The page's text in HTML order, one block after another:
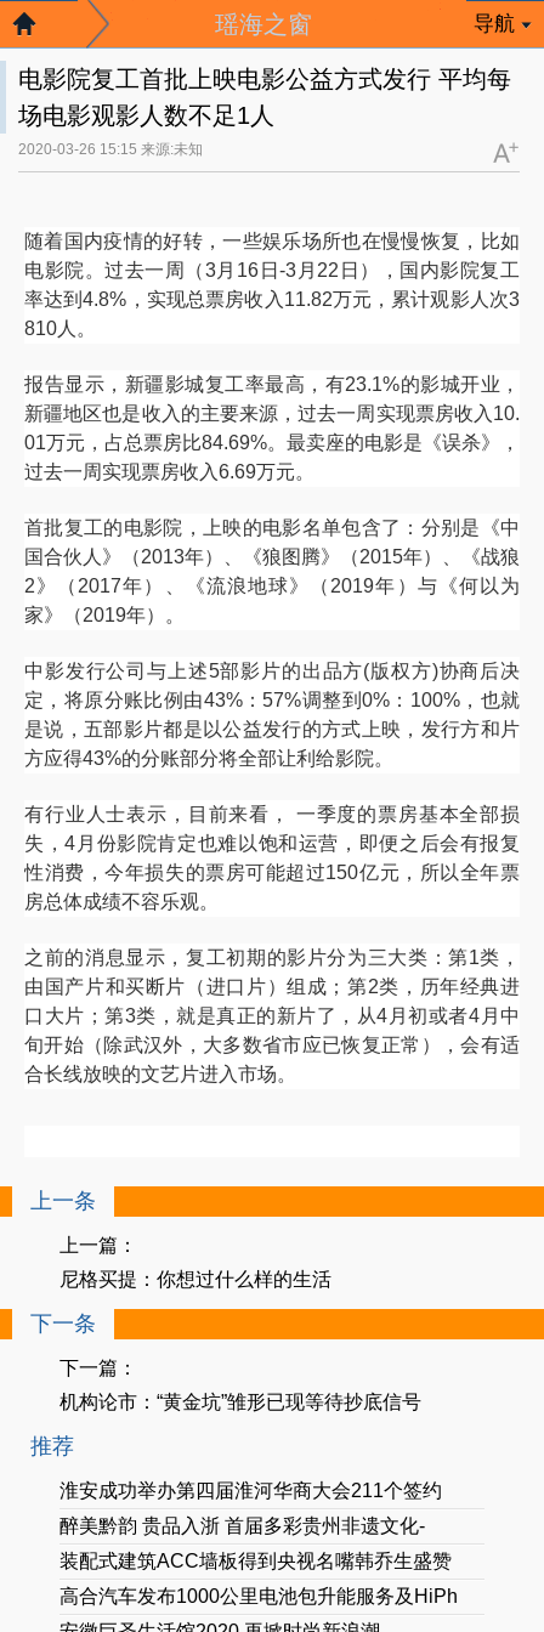
瑶海之窗 导航
电影院复工首批上映电影公益方式发行 平均每
场电影观影人数不足1人
2020-03-26 15:15 来源:未知
随着国内疫情的好转，一些娱乐场所也在慢慢恢复，比如
电影院。过去一周（3月 16日-3 月 22 日），国内影院复工
率达到4.8% ，实现总票房收入 11.82万元，累计观影人次3
810 人。
报告显示，新疆影城复工率最高，有23.1%的影城开业，
新疆地区也是收入的主要来源，过去一周实现票房收入 10.
01万元，占总票房比84.69%。最卖座的电影是《误杀》，
过去一周实现票房收入6.69万元。
首批复工的电影院，上映的电影名单包含了：分别是《中
国合伙人》（2013年）、《狼图腾》（2015年）、《战狼
2》（ 2017年）、《流浪地球》（ 2019年）与《何以为
家》（2019年）。
中影发行公司与上述5部影片的出品方(版权方)协商后决
定，将原分账比例由43%：57%调整到0% ： 100%，也就
是说，五部影片都是以公益发行的方式上映，发行方和片
方应得43%的分账部分将全部让利给影院。
有行业人士表示，目前来看，
一季度的票房基本全部损
失，4 月份影院肯定也难以饱和运营，即便之后会有报复
性消费，今年损失的票房可能超过150亿元，所以全年票
房总体成绩不容乐观。
之前的消息显示，复工初期的影片分为三大类：第1类，
由国产片和买断片（进口片）组成；第2类，历年经典进
口大片；第3类，就是真正的新片了，从4 月初或者4月中
旬开始（除武汉外，大多数省市应已恢复正常），会有适
合长线放映的文艺片进入市场。
上一条
上一篇：
尼格买提：你想过什么样的生活
下一条
下一篇：
机构论市：“黄金坑”雏形已现等待抄底信号
推荐
淮安成功举办第四届淮河华商大会211个签约
醉美黔韵 贵品入浙 首届多彩贵州非遗文化-
装配式建筑ACC墙板得到央视名嘴韩乔生盛赞
高合汽车发布1000公里电池包升能服务及HiPh